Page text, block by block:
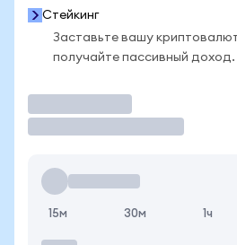
Стейкинг
Заставьте вашу
получайте пассивный доход.
15м 30м 1ч